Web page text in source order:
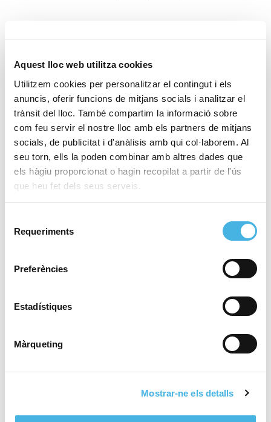
Aquest lloc web utilitza cookies
Utilitzem cookies per personalitzar el contingut i els
anuncis, oferir funcions de mitjans socials i analitzar el
trànsit del lloc. També compartim la informació sobre
com feu servir el nostre lloc amb els partners de mitjans
socials, de publicitat i d'anàlisis amb qui col·laborem. Al
seu torn, ells la poden combinar amb altres dades que
els hàgiu proporcionat o hagin recopilat a partir de l'ús
que heu fet dels seus serveis.
Requeriments
Preferències
Estadístiques
Màrqueting
Mostrar-ne els detalls
inicia la seua història a
Europa
9 de desembre de 2025
Una Marató València cada
any més històrica: més de
30.000 finishers i una
marca mundial de l’any
8 de desembre de 2025
la marató ja estan obertes
taekwondo i rugbi inclusiu
l’Esport
26 de novembre de 2025